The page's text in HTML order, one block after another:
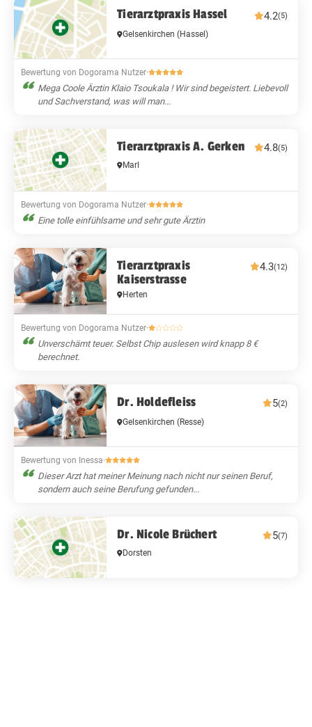
Tierarztpraxis Hassel 4.2(5)
Gelsenkirchen(Hassel)
Bewertung von Dogorama Nutzer·
Mega Coole Ärztin Klaio Tsoukala ! Wir sind begeistert. Liebevoll
und Sachverstand, was will man...
Tierarztpraxis A. Gerken 4.8(5)
Marl
Bewertung von Dogorama Nutzer·
Eine tolle einfühlsame und sehr gute Ärztin
Tierarztpraxis
Kaiserstrasse
4.3(12)
Herten
Bewertung von Dogorama Nutzer·
Unverschämt teuer. Selbst Chip auslesen wird knapp 8 €
berechnet.
Dr. Holdefleiss 5(2)
Gelsenkirchen(Resse)
Bewertung von Inessa·
Dieser Arzt hat meiner Meinung nach nicht nur seinen Beruf,
sondern auch seine Berufung gefunden...
Dr. Nicole Brüchert 5(7)
Dorsten